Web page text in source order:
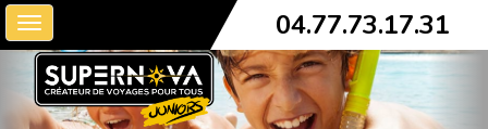
Toggle
navigation
04.77.73.17.31